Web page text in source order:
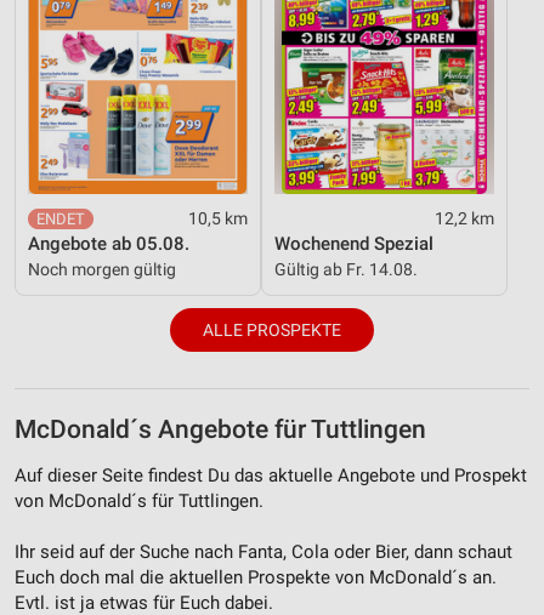
10,5 km
Angebote ab 05.08.
Noch morgen gültig
12,2 km
Wochenend Spezial
Gültig ab Fr. 14.08.
ALLE PROSPEKTE
McDonald´s Angebote für Tuttlingen
Auf dieser Seite findest Du das aktuelle Angebote und Prospekt
von McDonald´s für Tuttlingen.
Ihr seid auf der Suche nach Fanta, Cola oder Bier, dann schaut
Euch doch mal die aktuellen Prospekte von McDonald´s an.
Evtl. ist ja etwas für Euch dabei.